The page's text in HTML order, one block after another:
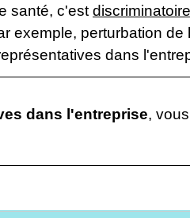
santé, c'est discriminatoire
exemple, perturbation
dans
dans l'entreprise,